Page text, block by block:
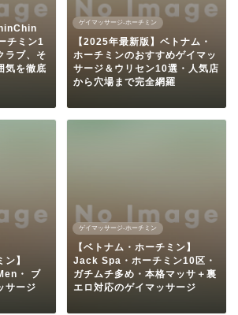
チミン1
ラブ、そ
気を徹底
ゲイマッサージ-ホーチミン
【2025年最新版】ベトナム・
ホーチミンのおすすめゲイマッ
サージ＆ウリセン10選・人気店
から穴場まで完全網羅
】
・ ブ
サージ
ゲイマッサージ-ホーチミン
【ベトナム・ホーチミン】
Jack Spa・ホーチミン10区・
ガチムチ多め・本格マッサ＋裏
エロ対応のゲイマッサージ